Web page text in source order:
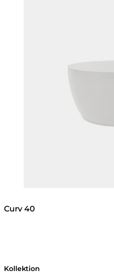
Curv 40
Kollektion